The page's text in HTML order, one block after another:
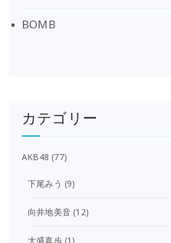
BOMB
カテゴリー
AKB48 (77)
下尾みう (9)
向井地美音 (12)
大盛真歩(1)